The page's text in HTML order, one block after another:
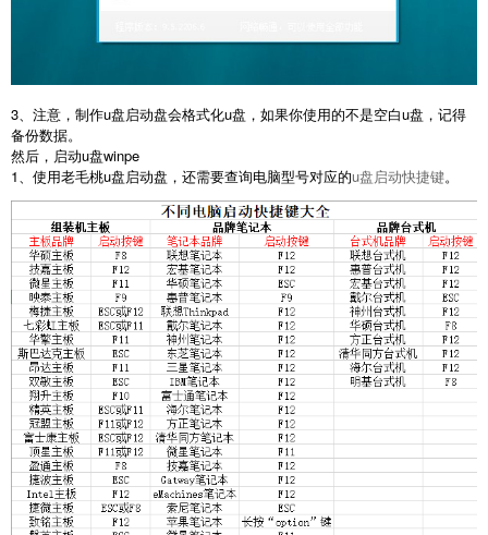
3、注意，制作u盘启动盘会格式化u盘，如果你使用的不是空白u盘，记得
备份数据。
然后，启动u盘winpe
1、使用老毛桃u盘启动盘，还需要查询电脑型号对应的u盘启动快捷键。